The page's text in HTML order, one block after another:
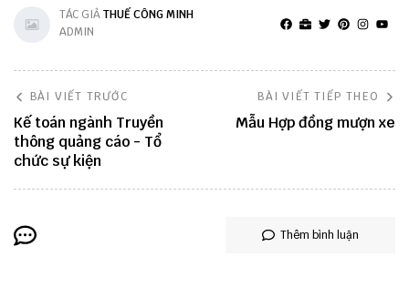
TÁC GIẢTHUẾ CÔNG MINH
ADMIN
BÀI VIẾT TRƯỚC
Kế toán ngành Truyền
thông quảng cáo - Tổ
chức sự kiện
BÀI VIẾT TIẾP THEO
Mẫu Hợp đồng mượn xe
Thêm bình luận